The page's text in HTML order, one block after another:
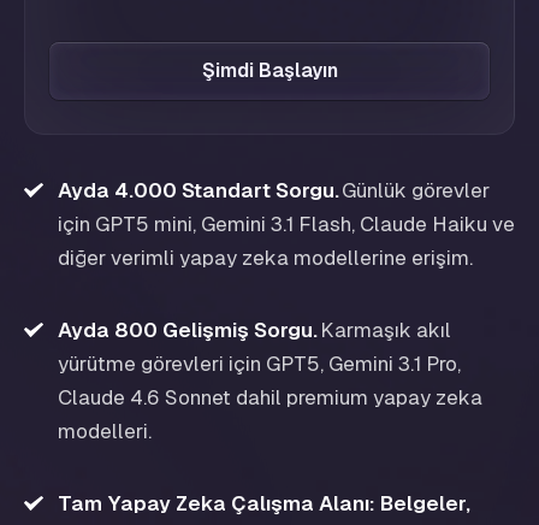
Şimdi Başlayın
Ayda 4.000 Standart Sorgu.Günlük görevler
için GPT5 mini, Gemini 3.1 Flash, Claude Haiku ve
diğer verimli yapay zeka modellerine erişim.
Ayda 800 Gelişmiş Sorgu. Karmaşık akıl
yürütme görevleri için GPT5, Gemini 3.1 Pro,
Claude 4.6 Sonnet dahil premium yapay zeka
modelleri.
Tam Yapay Zeka Çalışma Alanı: Belgeler,